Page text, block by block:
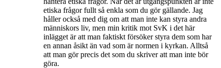
etiska frågor fullt så enkla som du gör gällande. Jag
håller också med dig om att man inte kan styra andra
människors liv, men min kritik mot SvK i det här
inlägget är att man faktiskt försöker styra dem som har
en annan åsikt än vad som är normen i kyrkan. Alltså
att man gör precis det som du skriver att man inte bör
göra.